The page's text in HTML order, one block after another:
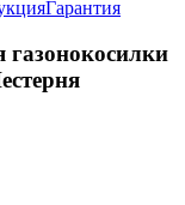
Гарантия
газонокосилки